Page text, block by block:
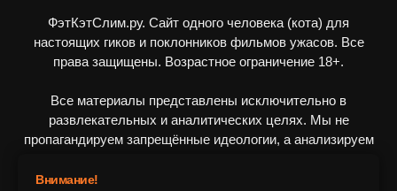
ФэтКэтСлим.ру. Сайт одного человека (кота) для
настоящих гиков и поклонников фильмов ужасов. Все
права защищены. Возрастное ограничение 18+.
Все материалы представлены исключительно в
развлекательных и аналитических целях. Мы не
пропагандируем запрещённые идеологии, а анализируем
Внимание!